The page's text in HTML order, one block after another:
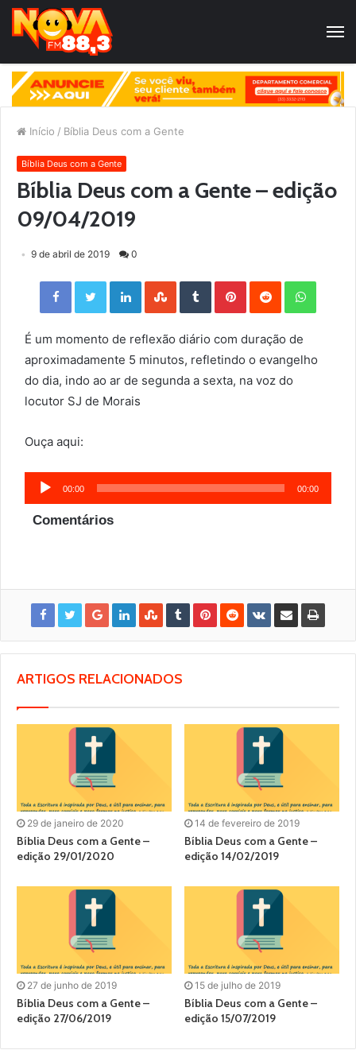
Início / Bíblia Deus com a Gente
Bíblia Deus com a Gente
Bíblia Deus com a Gente – edição
09/04/2019
9 de abril de 2019 0
Facebook Twitter LinkedIn StumbleUpon Tumblr Pinterest Reddit
É um momento de reflexão diário com duração de
aproximadamente 5 minutos, refletindo o evangelho
do dia, indo ao ar de segunda a sexta, na voz do
locutor SJ de Morais
Ouça aqui:
Tocador
de
áudio
00:00 00:00
Comentários
ARTIGOS RELACIONADOS
29 de janeiro de 2020
Bíblia Deus com a Gente –
edição 29/01/2020
14 de fevereiro de 2019
Bíblia Deus com a Gente –
edição 14/02/2019
27 de junho de 2019
Bíblia Deus com a Gente –
edição 27/06/2019
15 de julho de 2019
Bíblia Deus com a Gente –
edição 15/07/2019